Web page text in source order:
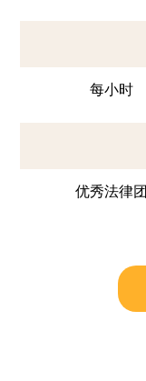
每小时
优秀法律团